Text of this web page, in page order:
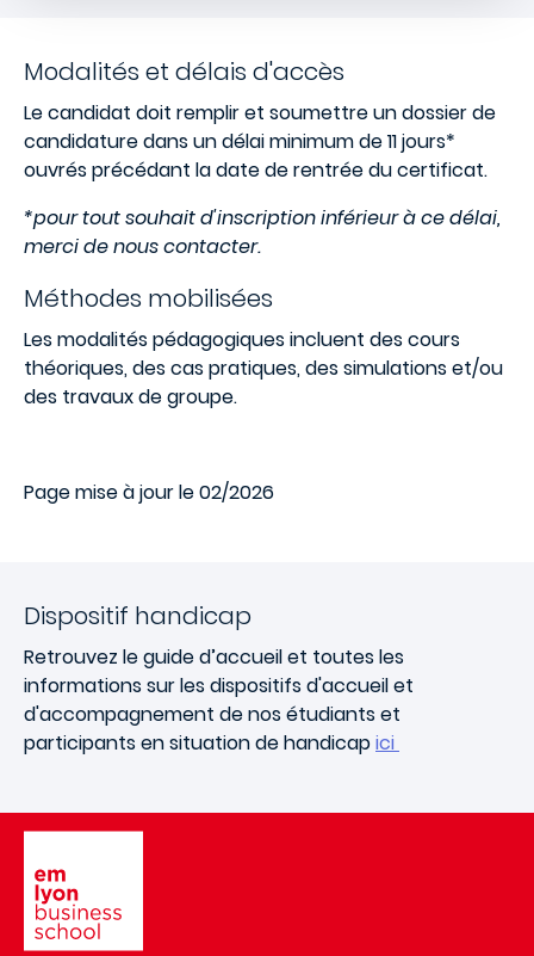
Modalités et délais d'accès
Le candidat doit remplir et soumettre un dossier de
candidature dans un délai minimum de 11 jours*
ouvrés précédant la date de rentrée du certificat.
*pour tout souhait d'inscription inférieur à ce délai,
merci de nous contacter.
Méthodes mobilisées
Les modalités pédagogiques incluent des cours
théoriques, des cas pratiques, des simulations et/ou
des travaux de groupe.
Page mise à jour le 02/2026
Dispositif handicap
Retrouvez le guide d’accueil et toutes les
informations sur les dispositifs d'accueil et
d'accompagnement de nos étudiants et
participants en situation de handicapici